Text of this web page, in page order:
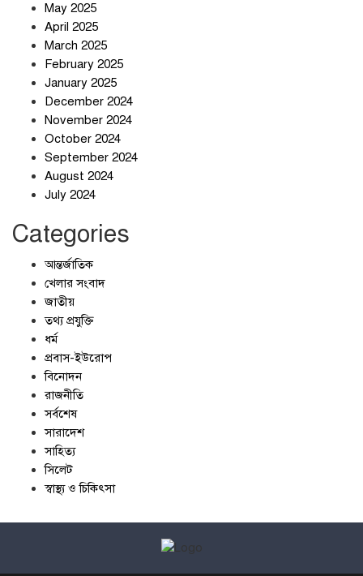
May 2025
April 2025
March 2025
February 2025
January 2025
December 2024
November 2024
October 2024
September 2024
August 2024
July 2024
Categories
আন্তর্জাতিক
খেলার সংবাদ
জাতীয়
তথ্য প্রযুক্তি
ধর্ম
প্রবাস-ইউরোপ
বিনোদন
রাজনীতি
সর্বশেষ
সারাদেশ
সাহিত্য
সিলেট
স্বাস্থ্য ও চিকিৎসা